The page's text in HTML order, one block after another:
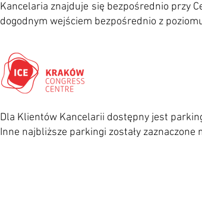
Kancelaria znajduje się bezpośrednio przy
dogodnym wejściem bezpośrednio z
Dla Klientów Kancelarii dostępny jest
Inne najbliższe parkingi zostały zaznaczone